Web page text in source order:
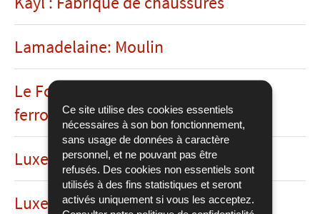
Ce site utilise des cookies essentiels
nécessaires à son bon fonctionnement,
sans usage de données à caractère
personnel, et ne pouvant pas être
refusés. Des cookies non essentiels sont
utilisés à des fins statistiques et seront
activés uniquement si vous les acceptez.
Lamadelaine: Moulin
Le Fond de Gras : Parc industriel et
ferroviaire
Luxembourg : Gare
Luxembourg : les rotondes CFL